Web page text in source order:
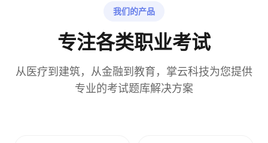
我们的产品
专注各类职业考试
从医疗到建筑，从金融到教育，掌云科技为您提供
专业的考试题库解决方案